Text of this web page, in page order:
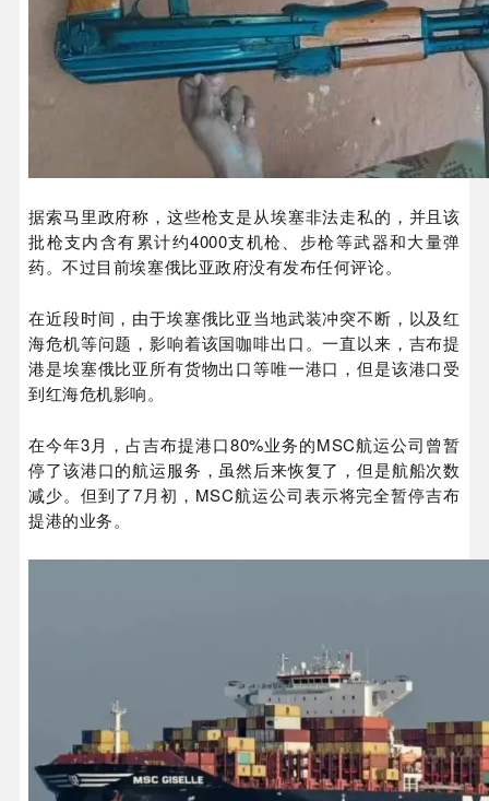
据索马里政府称，这些枪支是从埃塞非法走私的，并且该
批枪支内含有累计约4000支机枪、步枪等武器和大量弹
药。不过目前埃塞俄比亚政府没有发布任何评论。
在近段时间，由于埃塞俄比亚当地武装冲突不断，以及红
海危机等问题，影响着该国咖啡出口。一直以来，吉布提
港是埃塞俄比亚所有货物出口等唯一港口，但是该港口受
到红海危机影响。
在今年3月，占吉布提港口80%业务的MSC航运公司曾暂
停了该港口的航运服务，虽然后来恢复了，但是航船次数
减少。但到了7月初，MSC航运公司表示将完全暂停吉布
提港的业务。